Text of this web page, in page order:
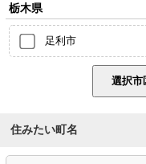
栃木県
足利市
住みたい町名